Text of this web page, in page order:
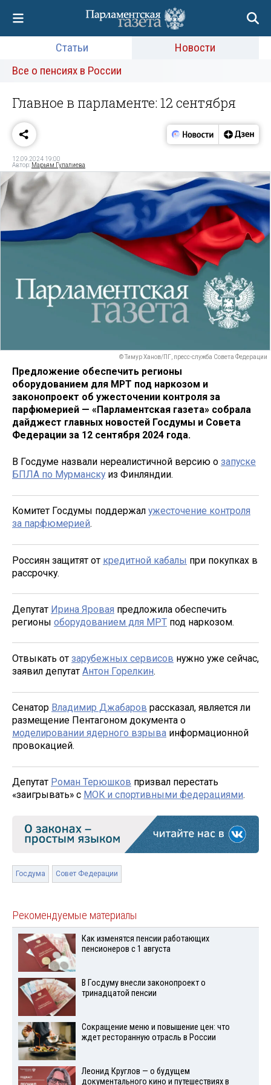
Статьи
Новости
Все о пенсиях в России
Главное в парламенте: 12 сентября
12.09.2024 19:00
Автор: Марьям Гулалиева
© Тимур Ханов/ПГ, пресс-служба Совета Федерации
Предложение обеспечить регионы
оборудованием для МРТ под наркозом и
законопроект об ужесточении контроля за
парфюмерией — «Парламентская газета» собрала
дайджест главных новостей Госдумы и Совета
Федерации за 12 сентября 2024 года.
В Госдуме назвали нереалистичной версию о запуске
БПЛА по Мурманску из Финляндии.
Комитет Госдумы поддержал ужесточение контроля
за парфюмерией.
Россиян защитят от кредитной кабалы при покупках в
рассрочку.
Депутат Ирина Яровая предложила обеспечить
регионы оборудованием для МРТ под наркозом.
Отвыкать от зарубежных сервисов нужно уже сейчас,
заявил депутат Антон Горелкин.
Сенатор Владимир Джабаров рассказал, является ли
размещение Пентагоном документа о
моделировании ядерного взрыва информационной
провокацией.
Депутат Роман Терюшков призвал перестать
«заигрывать» с МОК и спортивными федерациями.
Госдума Совет Федерации
Рекомендуемые материалы
Как изменятся пенсии работающих
пенсионеров с 1 августа
В Госдуму внесли законопроект о
тринадцатой пенсии
Сокращение меню и повышение цен: что
ждет ресторанную отрасль в России
Леонид Круглов — о будущем
документального кино и путешествиях в